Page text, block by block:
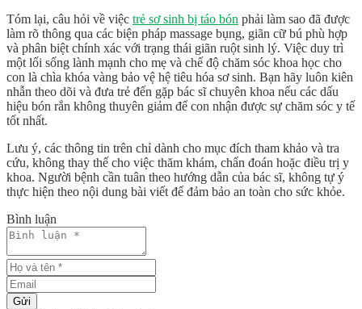
Tóm lại, câu hỏi về việc trẻ sơ sinh bị táo bón phải làm sao đã được
làm rõ thông qua các biện pháp massage bụng, giãn cữ bú phù hợp
và phân biệt chính xác với trạng thái giãn ruột sinh lý. Việc duy trì
một lối sống lành mạnh cho mẹ và chế độ chăm sóc khoa học cho
con là chìa khóa vàng bảo vệ hệ tiêu hóa sơ sinh. Bạn hãy luôn kiên
nhẫn theo dõi và đưa trẻ đến gặp bác sĩ chuyên khoa nếu các dấu
hiệu bón rắn không thuyên giảm để con nhận được sự chăm sóc y tế
tốt nhất.
Lưu ý, các thông tin trên chỉ dành cho mục đích tham khảo và tra
cứu, không thay thế cho việc thăm khám, chẩn đoán hoặc điều trị y
khoa. Người bệnh cần tuân theo hướng dẫn của bác sĩ, không tự ý
thực hiện theo nội dung bài viết để đảm bảo an toàn cho sức khỏe.
Bình luận
Gửi